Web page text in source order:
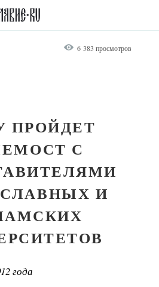
6 383 просмотров
ПРОЙДЕТ
С
И
года